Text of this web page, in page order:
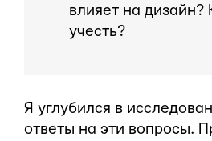
влияет на дизайн?
учесть?
Я углубился в
ответы на эти вопросы.